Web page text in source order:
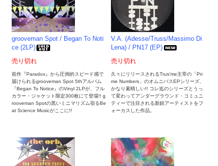
grooveman Spot / Began To Noti
ce (2LP)
売り切れ
前作『Paradox』から圧倒的スピード感で
届けられるgrooveman Spot 5thアルバム
『Began To Notice』のVinyl 2LPが、フル
カラー・ジャケット限定300枚にて登場!! g
rooveman Spotの黒いミニマリズム宿るBe
at Science Musicがここに!!
V.A. (Adesse/Truss/Massimo Di
Lena) / PN17 (EP)
売り切れ
久々にリリースされるTrus'me主宰の「Pri
me Numbers」のオムニバスEPシリーズ、
かなり素晴しい!! コレ迄のシリーズとうっ
て変わってアンダーグラウンド・コミュニ
ティーで注目される新鋭アーティストをフ
ォーカスした作品。